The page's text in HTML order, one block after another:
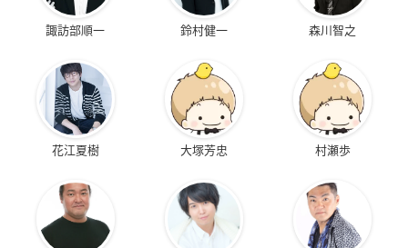
諏訪部順一 鈴村健一 森川智之
花江夏樹 大塚芳忠 村瀬歩